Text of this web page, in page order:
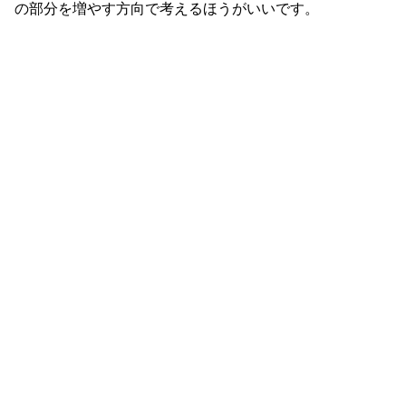
の部分を増やす方向で考えるほうがいいです。